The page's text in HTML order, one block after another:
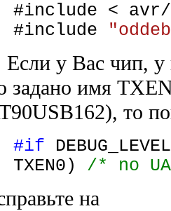
#include <
#include
Если у Вас чип,
задано имя
то
#if
TXEN0) /* no
на